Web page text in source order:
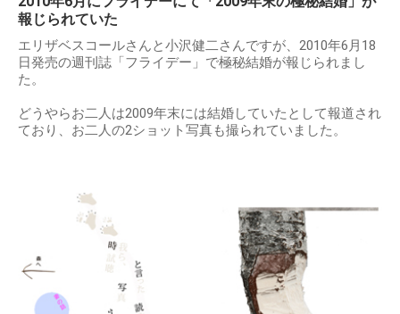
報じられていた
エリザベスコールさんと小沢健二さんですが、2010年6月18
日発売の週刊誌「フライデー」で極秘結婚が報じられまし
た。
どうやらお二人は2009年末には結婚していたとして報道され
ており、お二人の2ショット写真も撮られていました。